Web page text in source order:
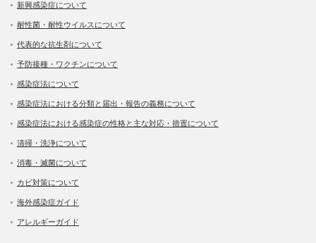
新興感染症について
耐性菌・耐性ウイルスについて
代表的な抗生剤について
予防接種・ワクチンについて
感染症法について
感染症法における分類と届出・報告の義務について
感染症法における感染症の性格と主な対応・措置について
清掃・洗浄について
消毒・滅菌について
カビ対策について
海外感染症ガイド
アレルギーガイド